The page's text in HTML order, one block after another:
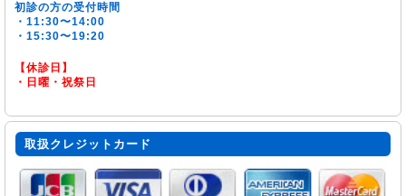
初診の方の受付時間
・11:30〜14:00
・15:30〜19:20
【休診日】
・日曜・祝祭日
取扱クレジットカード